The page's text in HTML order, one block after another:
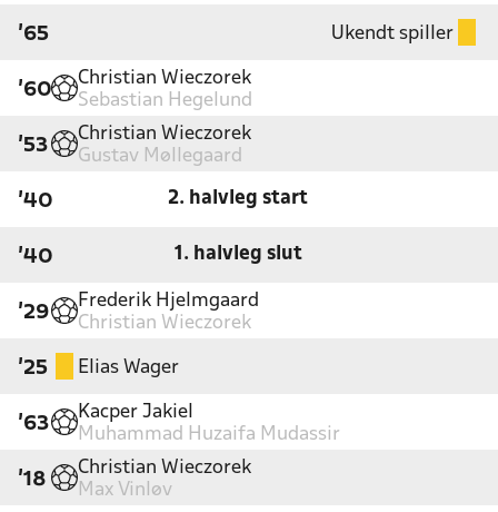
'65 Ukendt spiller
'60
Christian Wieczorek
Sebastian Hegelund
'53
Christian Wieczorek
Gustav Møllegaard
'40 2. halvleg start
'40 1. halvleg slut
'29
Frederik Hjelmgaard
Christian Wieczorek
'25 Elias Wager
'63
Kacper Jakiel
Muhammad Huzaifa Mudassir
'18
Christian Wieczorek
Max Vinløv